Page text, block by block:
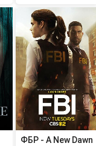
ФБР - A New Dawn